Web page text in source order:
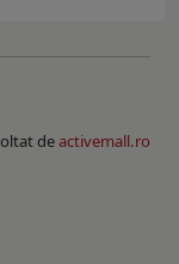
deactivemall.ro